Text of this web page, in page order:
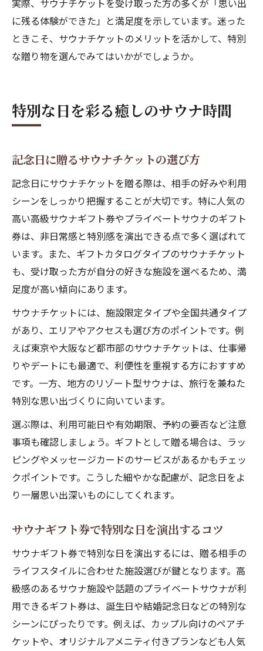
実際、サウナチケットを受け取った方の多くが「思い出
に残る体験ができた」と満足度を示しています。迷った
ときこそ、サウナチケットのメリットを活かして、特別
な贈り物を選んでみてはいかがでしょうか。
特別な日を彩る癒しのサウナ時間
記念日に贈るサウナチケットの選び方
記念日にサウナチケットを贈る際は、相手の好みや利用
シーンをしっかり把握することが大切です。特に人気の
高い高級サウナギフト券やプライベートサウナのギフト
券は、非日常感と特別感を演出できる点で多く選ばれて
います。また、ギフトカタログタイプのサウナチケット
も、受け取った方が自分の好きな施設を選べるため、満
足度が高い傾向にあります。
サウナチケットには、施設限定タイプや全国共通タイプ
があり、エリアやアクセスも選び方のポイントです。例
えば東京や大阪など都市部のサウナチケットは、仕事帰
りやデートにも最適で、利便性を重視する方におすすめ
です。一方、地方のリゾート型サウナは、旅行を兼ねた
特別な思い出づくりに向いています。
選ぶ際は、利用可能日や有効期限、予約の要否など注意
事項も確認しましょう。ギフトとして贈る場合は、ラッ
ピングやメッセージカードのサービスがあるかもチェッ
クポイントです。こうした細やかな配慮が、記念日をよ
り一層思い出深いものにしてくれます。
サウナギフト券で特別な日を演出するコツ
サウナギフト券で特別な日を演出するには、贈る相手の
ライフスタイルに合わせた施設選びが鍵となります。高
級感のあるサウナ施設や話題のプライベートサウナが利
用できるギフト券は、誕生日や結婚記念日などの特別な
シーンにぴったりです。例えば、カップル向けのペアチ
ケットや、オリジナルアメニティ付きプランなども人気